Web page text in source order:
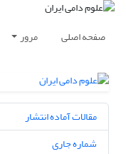
صفحه اصلی مرور
مقالات آماده انتشار
شماره جاری